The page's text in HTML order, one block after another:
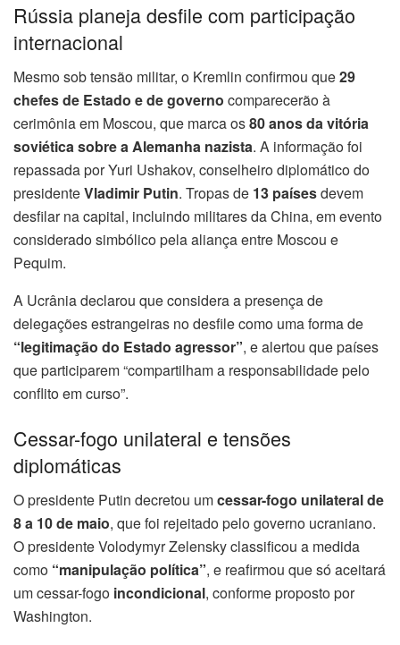
Rússia planeja desfile com participação
internacional
Mesmo sob tensão militar, o Kremlin confirmou que29
chefes de Estado e de governo comparecerão à
cerimônia em Moscou, que marca os80 anos da vitória
soviética sobre a Alemanha nazista. A informação foi
repassada por Yuri Ushakov, conselheiro diplomático do
presidenteVladimir Putin. Tropas de 13 paísesdevem
desfilar na capital, incluindo militares da China, em evento
considerado simbólico pela aliança entre Moscou e
Pequim.
A Ucrânia declarou que considera a presença de
delegações estrangeiras no desfile como uma forma de
“legitimação do Estado agressor”, e alertou que países
que participarem “compartilham a responsabilidade pelo
conflito em curso”.
Cessar-fogo unilateral e tensões
diplomáticas
O presidente Putin decretou umcessar-fogo unilateral de
8 a 10 de maio, que foi rejeitado pelo governo ucraniano.
O presidente Volodymyr Zelensky classificou a medida
como “manipulação política”, e reafirmou que só aceitará
um cessar-fogo incondicional, conforme proposto por
Washington.